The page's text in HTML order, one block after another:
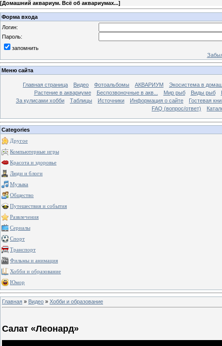
[Домашний аквариум. Всё об аквариумах...]
Форма входа
Логин:
Пароль:
запомнить
Меню сайта
Главная страница Видео Фотоальбомы АКВАРИУМ
Экосистема в
Растение в аквариуме
Беспозвоночные в акв... Мир рыб Виды рыб
За кулисами хобби
Таблицы Источники Информация о сайте
Гостевая
FAQ (вопрос/ответ)
Categories
Другое
Компьютерные игры
Красота и здоровье
Люди и блоги
Музыка
Общество
Путешествия и события
Развлечения
Сериалы
Спорт
Транспорт
Фильмы и анимация
Хобби и образование
Юмор
Главная » Видео » Хобби и образование
Салат «Леонард»